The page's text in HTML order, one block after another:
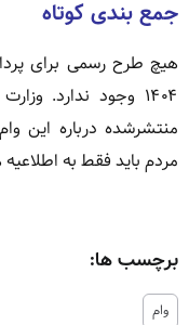
جمع بندی کوتاه
هیچ طرح رسمی برای
۱۴۰۴ وجود ندارد.
منتشرشده درباره این
مردم باید فقط به
برچسب ها:
وام